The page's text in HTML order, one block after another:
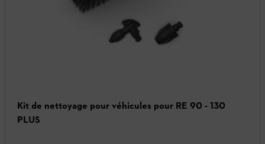
Kit de nettoyage pour véhicules pour RE 90 - 130
PLUS